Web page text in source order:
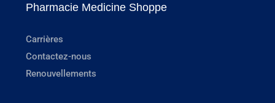
Pharmacie Medicine Shoppe
Carrières
Contactez-nous
Renouvellements